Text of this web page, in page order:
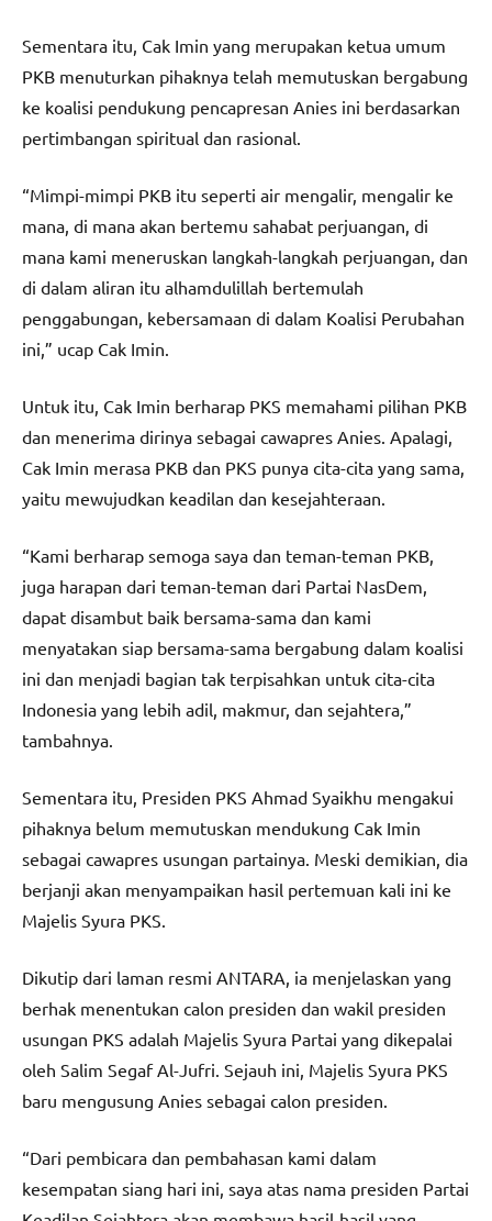
Sementara itu, Cak Imin yang merupakan ketua umum
PKB menuturkan pihaknya telah memutuskan bergabung
ke koalisi pendukung pencapresan Anies ini berdasarkan
pertimbangan spiritual dan rasional.
“Mimpi-mimpi PKB itu seperti air mengalir, mengalir ke
mana, di mana akan bertemu sahabat perjuangan, di
mana kami meneruskan langkah-langkah perjuangan, dan
di dalam aliran itu alhamdulillah bertemulah
penggabungan, kebersamaan di dalam Koalisi Perubahan
ini,” ucap Cak Imin.
Untuk itu, Cak Imin berharap PKS memahami pilihan PKB
dan menerima dirinya sebagai cawapres Anies. Apalagi,
Cak Imin merasa PKB dan PKS punya cita-cita yang sama,
yaitu mewujudkan keadilan dan kesejahteraan.
“Kami berharap semoga saya dan teman-teman PKB,
juga harapan dari teman-teman dari Partai NasDem,
dapat disambut baik bersama-sama dan kami
menyatakan siap bersama-sama bergabung dalam koalisi
ini dan menjadi bagian tak terpisahkan untuk cita-cita
Indonesia yang lebih adil, makmur, dan sejahtera,”
tambahnya.
Sementara itu, Presiden PKS Ahmad Syaikhu mengakui
pihaknya belum memutuskan mendukung Cak Imin
sebagai cawapres usungan partainya. Meski demikian, dia
berjanji akan menyampaikan hasil pertemuan kali ini ke
Majelis Syura PKS.
Dikutip dari laman resmi ANTARA, ia menjelaskan yang
berhak menentukan calon presiden dan wakil presiden
usungan PKS adalah Majelis Syura Partai yang dikepalai
oleh Salim Segaf Al-Jufri. Sejauh ini, Majelis Syura PKS
baru mengusung Anies sebagai calon presiden.
“Dari pembicara dan pembahasan kami dalam
kesempatan siang hari ini, saya atas nama presiden Partai